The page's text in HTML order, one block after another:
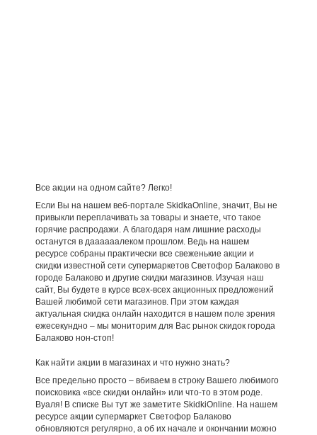
Все акции на одном сайте? Легко!
Если Вы на нашем веб-портале SkidkaOnline, значит, Вы не
привыкли переплачивать за товары и знаете, что такое
горячие распродажи. А благодаря нам лишние расходы
останутся в даааааалеком прошлом. Ведь на нашем
ресурсе собраны практически все свеженькие акции и
скидки известной сети супермаркетов Светофор Балаково в
городе Балаково и другие скидки магазинов. Изучая наш
сайт, Вы будете в курсе всех-всех акционных предложений
Вашей любимой сети магазинов. При этом каждая
актуальная скидка онлайн находится в нашем поле зрения
ежесекундно – мы мониторим для Вас рынок скидок города
Балаково нон-стоп!
Как найти акции в магазинах и что нужно знать?
Все предельно просто – вбиваем в строку Вашего любимого
поисковика «все скидки онлайн» или что-то в этом роде.
Вуаля! В списке Вы тут же заметите SkidkiOnline. На нашем
ресурсе акции супермаркет Светофор Балаково
обновляются регулярно, а об их начале и окончании можно